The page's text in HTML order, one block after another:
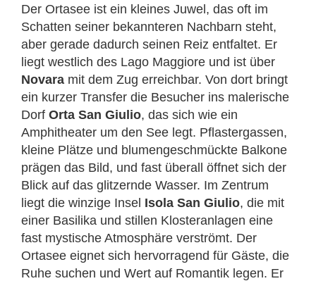
Der Ortasee ist ein kleines Juwel, das oft im
Schatten seiner bekannteren Nachbarn steht,
aber gerade dadurch seinen Reiz entfaltet. Er
liegt westlich des Lago Maggiore und ist über
Novara mit dem Zug erreichbar. Von dort bringt
ein kurzer Transfer die Besucher ins malerische
Dorf Orta San Giulio, das sich wie ein
Amphitheater um den See legt. Pflastergassen,
kleine Plätze und blumengeschmückte Balkone
prägen das Bild, und fast überall öffnet sich der
Blick auf das glitzernde Wasser. Im Zentrum
liegt die winzige Insel Isola San Giulio, die mit
einer Basilika und stillen Klosteranlagen eine
fast mystische Atmosphäre verströmt. Der
Ortasee eignet sich hervorragend für Gäste, die
Ruhe suchen und Wert auf Romantik legen. Er